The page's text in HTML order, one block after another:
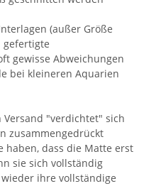
(außer Größe
gefertigte
gewisse Abweichungen
bei kleineren Aquarien
"verdichtet" sich
zusammengedrückt
haben, dass die Matte erst
sie sich vollständig
ihre vollständige